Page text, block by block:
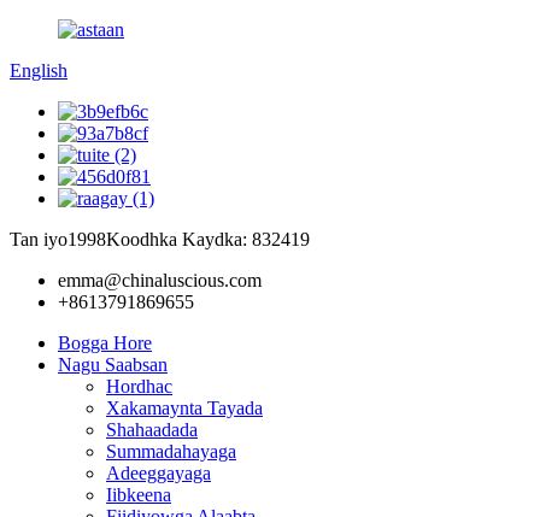
English
Tan iyo1998Koodhka Kaydka: 832419
emma@chinaluscious.com
+8613791869655
Bogga Hore
Nagu Saabsan
Hordhac
Xakamaynta Tayada
Shahaadada
Summadahayaga
Adeeggayaga
Iibkeena